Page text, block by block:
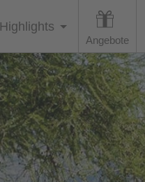
Highlights
Angebote